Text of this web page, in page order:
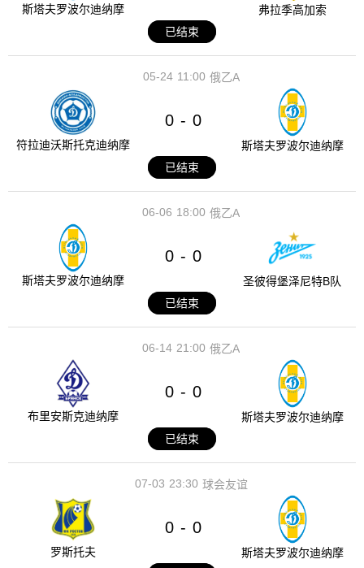
斯塔夫罗波尔迪纳摩
弗拉季高加索
已结束
11:00
05-24 俄乙A
符拉迪沃斯托克迪纳摩
0 - 0
斯塔夫罗波尔迪纳摩
已结束
18:00
06-06 俄乙A
斯塔夫罗波尔迪纳摩
0 - 0
圣彼得堡泽尼特B队
已结束
21:00
06-14 俄乙A
布里安斯克迪纳摩
0 - 0
斯塔夫罗波尔迪纳摩
已结束
23:30
07-03 球会友谊
罗斯托夫
0 - 0
斯塔夫罗波尔迪纳摩